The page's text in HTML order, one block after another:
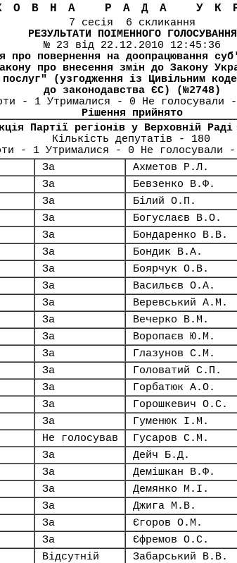
РАДА
7 сесія 6 скликання
РЕЗУЛЬТАТИ ПОІМЕННОГО ГОЛОСУВАННЯ
№ 23 від 22.12.2010 12:45:36
про повернення на доопрацювання
про внесення змін до Закону
(узгодження із Цивільним
до законодавства ЄС) (№2748)
- 1 Утрималися - 0 Не голосували
Рішення прийнято
Партії регіонів у Верховній Раді
Кількість депутатів - 180
- 1 Утрималися - 0 Не голосували
За Ахметов Р.Л.
За Бевзенко В.Ф.
За Білий О.П.
За Богуслаєв В.О.
За Бондаренко В.В.
За Бондик В.А.
За Боярчук О.В.
За Васильєв О.А.
За Веревський А.М.
За Вечерко В.М.
За Воропаєв Ю.М.
За Глазунов С.М.
За Головатий С.П.
За Горбатюк А.О.
За Горошкевич О.С.
За Гуменюк І.М.
Не голосував Гусаров С.М.
За Дейч Б.Д.
За Демішкан В.Ф.
За Демянко М.І.
За Джига М.В.
За Єгоров О.М.
За Єфремов О.С.
Відсутній Забарський В.В.